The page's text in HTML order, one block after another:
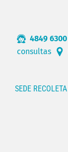
4849 6300
consultas
SEDE RECOLETA